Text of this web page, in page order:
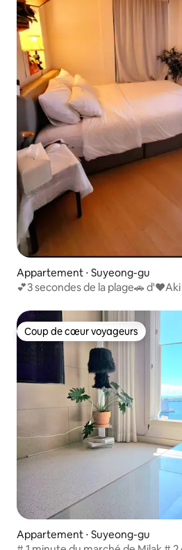
Appartement ⋅ Suyeong-gu
💕3 secondes de la plage🚗
Espace de🐳 guérison👍
Coup de cœur voyageurs
Coup de cœur voyageurs
Appartement ⋅ Suyeong-gu